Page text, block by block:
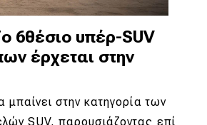
6θέσιο υπέρ-SUV
έρχεται στην
μπαίνει στην κατηγορία των
SUV, παρουσιάζοντας επί